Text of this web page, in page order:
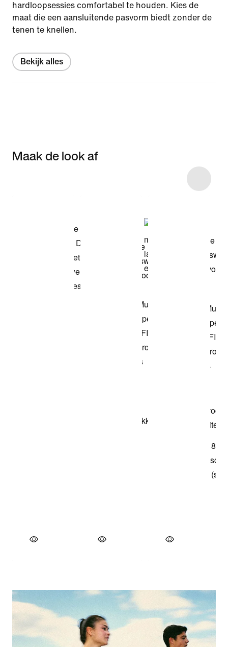
hardloopsessies comfortabel te houden. Kies de
maat die een aansluitende pasvorm biedt zonder de
tenen te knellen.
Bekijk alles
Maak de look af